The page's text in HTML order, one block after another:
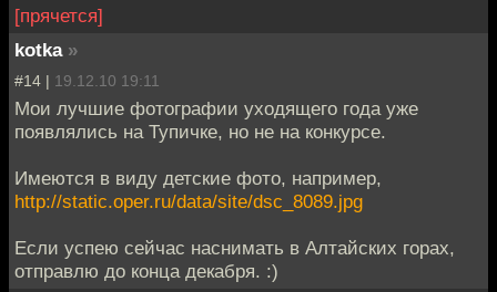
[прячется]
kotka »
#14 | 19.12.10 19:11
Мои лучшие фотографии уходящего года уже
появлялись на Тупичке, но не на конкурсе.
Имеются в виду детские фото, например,
http://static.oper.ru/data/site/dsc_8089.jpg
Если успею сейчас наснимать в Алтайских горах,
отправлю до конца декабря. :)